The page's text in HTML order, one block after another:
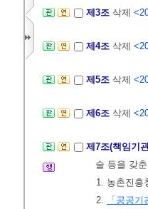
제3조 삭제
제4조 삭제
제5조 삭제
제6조 삭제
제7조(책임기
술 등을 갖
1. 농촌진흥
2.
「공공